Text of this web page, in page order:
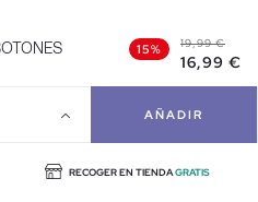
15% 19,99 €
16,99 €
AÑADIR
RECOGER EN TIENDAGRATIS